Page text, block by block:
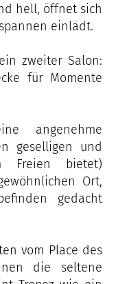
hell, öffnet sich
einlädt.
zweiter Salon:
für Momente
angenehme
geselligen und
Freien bietet)
Ort,
gedacht
vom Place des
die seltene